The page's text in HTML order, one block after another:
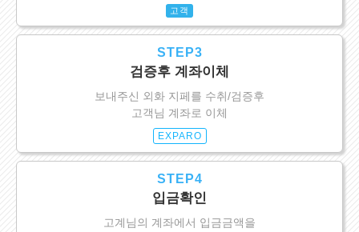
고객
STEP3
검증후 계좌이체
보내주신 외화 지페를 수취/검증후
고객님 계좌로 이체
EXPARO
STEP4
입금확인
고계님의 계좌에서 입금금액을